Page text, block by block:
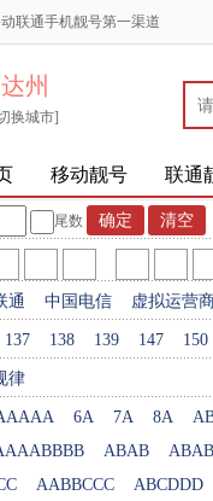
联通手机靓号第一渠道
达州
换城市]
移动靓号 联通
尾数
通 中国电信 虚拟运营
137 138 139 147 150
律
6A 7A 8A
ABAB
AABBCCC ABCDDD